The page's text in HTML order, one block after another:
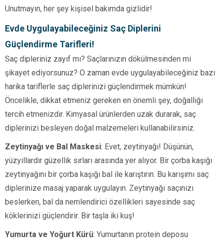
Unutmayın, her şey kişisel bakımda gizlidir!
Evde Uygulayabileceğiniz Saç Diplerini
Güçlendirme Tarifleri!
Saç dipleriniz zayıf mı? Saçlarınızın dökülmesinden mi
şikayet ediyorsunuz? O zaman evde uygulayabileceğiniz bazı
harika tariflerle saç diplerinizi güçlendirmek mümkün!
Öncelikle, dikkat etmeniz gereken en önemli şey, doğallığı
tercih etmenizdir. Kimyasal ürünlerden uzak durarak, saç
diplerinizi besleyen doğal malzemeleri kullanabilirsiniz.
Zeytinyağı ve Bal Maskesi: Evet, zeytinyağı! Düşünün,
yüzyıllardır güzellik sırları arasında yer alıyor. Bir çorba kaşığı
zeytinyağını bir çorba kaşığı bal ile karıştırın. Bu karışımı saç
diplerinize masaj yaparak uygulayın. Zeytinyağı saçınızı
beslerken, bal da nemlendirici özellikleri sayesinde saç
köklerinizi güçlendirir. Bir taşla iki kuş!
Yumurta ve Yoğurt Kürü: Yumurtanın protein deposu